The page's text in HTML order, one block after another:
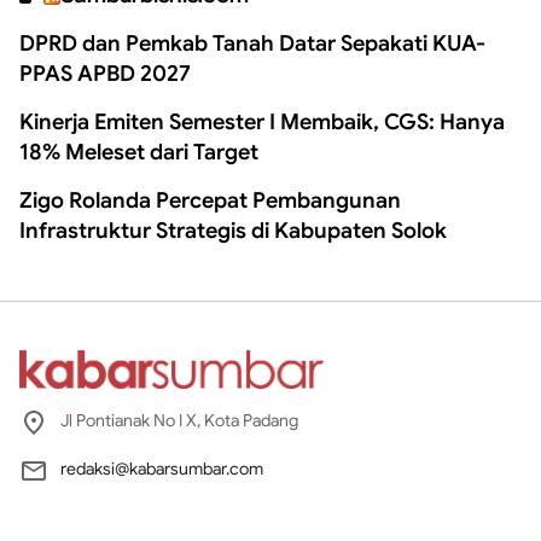
DPRD dan Pemkab Tanah Datar Sepakati KUA-
PPAS APBD 2027
Kinerja Emiten Semester I Membaik, CGS: Hanya
18% Meleset dari Target
Zigo Rolanda Percepat Pembangunan
Infrastruktur Strategis di Kabupaten Solok
Jl Pontianak No I X, Kota Padang
redaksi@kabarsumbar.com